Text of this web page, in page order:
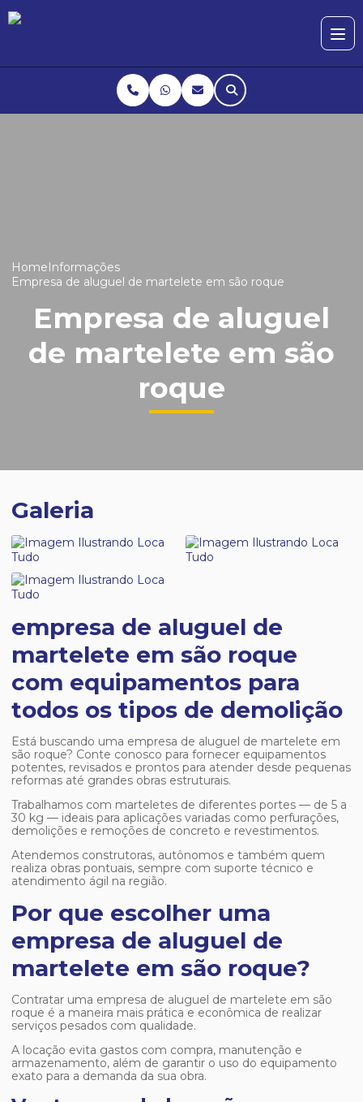
HomeInformações
Empresa de aluguel de martelete em são roque
Empresa de aluguel
de martelete em são
roque
Galeria
empresa de aluguel de
martelete em são roque
com equipamentos para
todos os tipos de demolição
Está buscando uma empresa de aluguel de martelete em
são roque? Conte conosco para fornecer equipamentos
potentes, revisados e prontos para atender desde pequenas
reformas até grandes obras estruturais.
Trabalhamos com marteletes de diferentes portes — de 5 a
30 kg — ideais para aplicações variadas como perfurações,
demolições e remoções de concreto e revestimentos.
Atendemos construtoras, autônomos e também quem
realiza obras pontuais, sempre com suporte técnico e
atendimento ágil na região.
Por que escolher uma
empresa de aluguel de
martelete em são roque?
Contratar uma empresa de aluguel de martelete em são
roque é a maneira mais prática e econômica de realizar
serviços pesados com qualidade.
A locação evita gastos com compra, manutenção e
armazenamento, além de garantir o uso do equipamento
exato para a demanda da sua obra.